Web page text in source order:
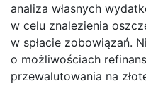
analiza własnych
w celu znalezienia
w spłacie zobowiązań.
o możliwościach
przewalutowania na